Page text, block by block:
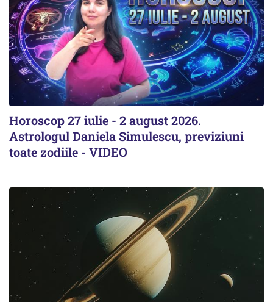
Horoscop 27 iulie - 2 august 2026.
Astrologul Daniela Simulescu, previziuni
toate zodiile - VIDEO